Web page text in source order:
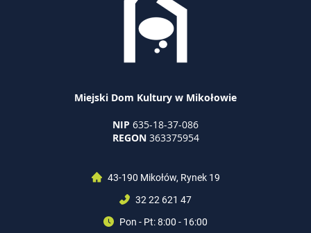
Miejski Dom Kultury w Mikołowie
NIP 635-18-37-086
REGON363375954
43-190 Mikołów, Rynek 19
32 22 621 47
Pon - Pt: 8:00 - 16:00